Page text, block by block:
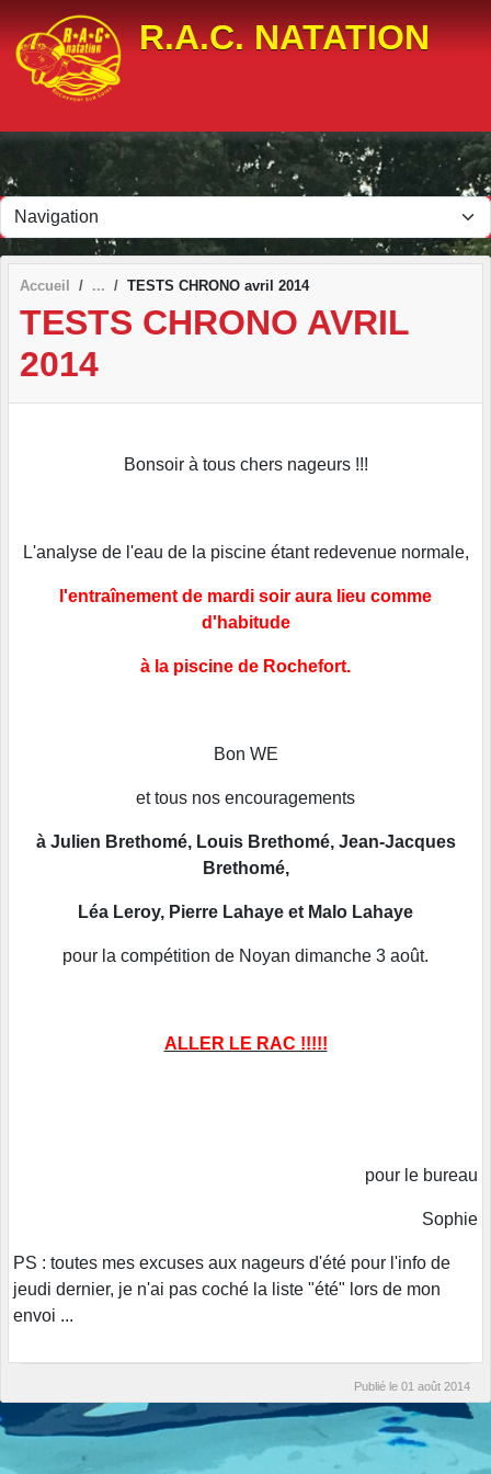
R.A.C. NATATION
Accueil TESTS CHRONO avril 2014
TESTS CHRONO AVRIL
2014
Bonsoir à tous chers nageurs !!!
L'analyse de l'eau de la piscine étant redevenue normale,
l'entraînement de mardi soir aura lieu comme
d'habitude
à la piscine de Rochefort.
Bon WE
et tous nos encouragements
à Julien Brethomé, Louis Brethomé, Jean-Jacques
Brethomé,
Léa Leroy, Pierre Lahaye et Malo Lahaye
pour la compétition de Noyan dimanche 3 août.
ALLER LE RAC !!!!!
pour le bureau
Sophie
PS : toutes mes excuses aux nageurs d'été pour l'info de
jeudi dernier, je n'ai pas coché la liste "été" lors de mon
envoi ...
Publié le 01 août 2014
Panneau de gestion des cookies